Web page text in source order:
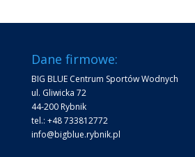
Dane firmowe:
BIG BLUE Centrum Sportów Wodnych
ul. Gliwicka 72
44-200 Rybnik
tel.: +48 733812772
info@bigblue.rybnik.pl